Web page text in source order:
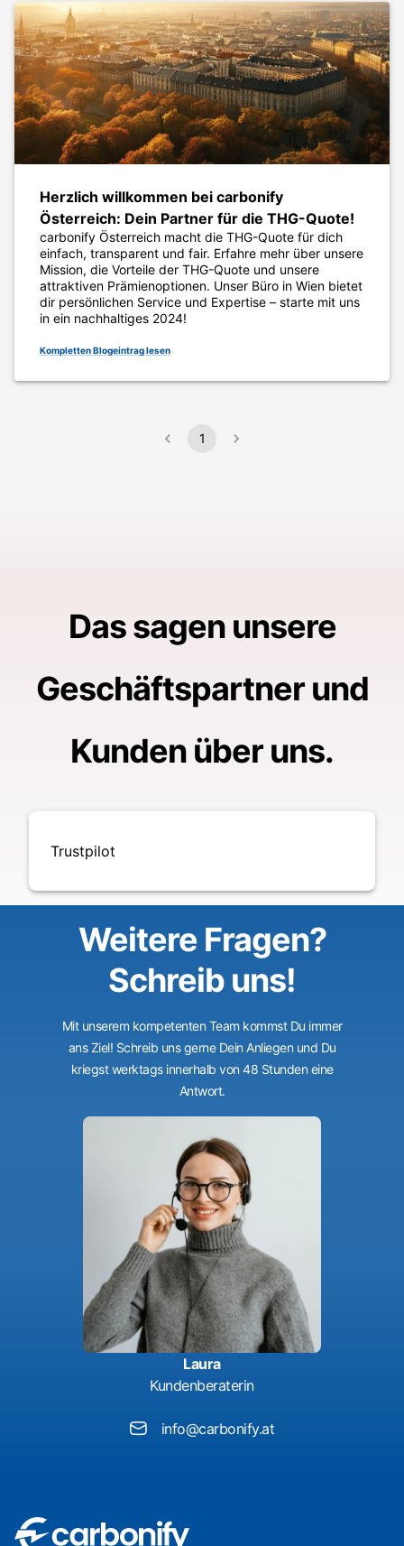
Herzlich willkommen bei carbonify
Österreich: Dein Partner für die THG-Quote!
carbonify Österreich macht die THG-Quote für dich
einfach, transparent und fair. Erfahre mehr über unsere
Mission, die Vorteile der THG-Quote und unsere
attraktiven Prämienoptionen. Unser Büro in Wien bietet
dir persönlichen Service und Expertise – starte mit uns
in ein nachhaltiges 2024!
Kompletten Blogeintrag lesen
1
Das sagen unsere
Geschäftspartner und
Kunden über uns.
Trustpilot
Weitere Fragen?
Schreib uns!
Mit unserem kompetenten Team kommst Du immer
ans Ziel! Schreib uns gerne Dein Anliegen und Du
kriegst werktags innerhalb von 48 Stunden eine
Antwort.
Laura
Kundenberaterin
info@carbonify.at